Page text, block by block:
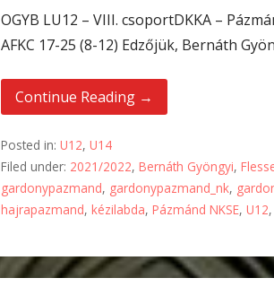
OGYB LU12 – VIII. csoportDKKA –
AFKC 17-25 (8-12) Edzőjük, Bernáth
Continue Reading →
Posted in:U12,U14
Filed under: 2021/2022,Bernáth Gyöngyi,
gardonypazmand, gardonypazmand_nk,
hajrapazmand,kézilabda,Pázmánd NKSE,U12